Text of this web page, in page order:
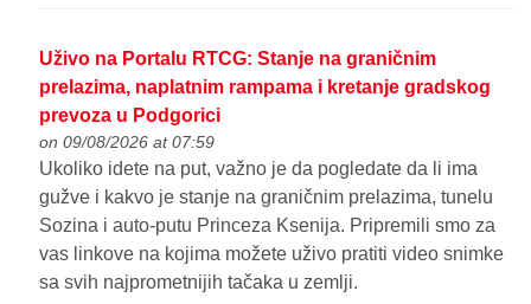
Uživo na Portalu RTCG: Stanje na graničnim
prelazima, naplatnim rampama i kretanje gradskog
prevoza u Podgorici
on 09/08/2026 at 07:59
Ukoliko idete na put, važno je da pogledate da li ima
gužve i kakvo je stanje na graničnim prelazima, tunelu
Sozina i auto-putu Princeza Ksenija. Pripremili smo za
vas linkove na kojima možete uživo pratiti video snimke
sa svih najprometnijih tačaka u zemlji.